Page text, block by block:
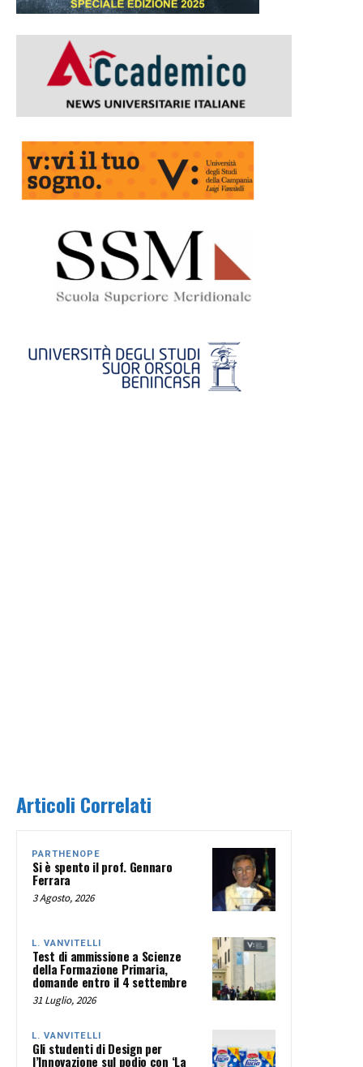
Articoli Correlati
PARTHENOPE
Si è spento il prof. Gennaro
Ferrara
3 Agosto, 2026
L. VANVITELLI
Test di ammissione a Scienze
della Formazione Primaria,
domande entro il 4 settembre
31 Luglio, 2026
L. VANVITELLI
Gli studenti di Design per
l’Innovazione sul podio con ‘La